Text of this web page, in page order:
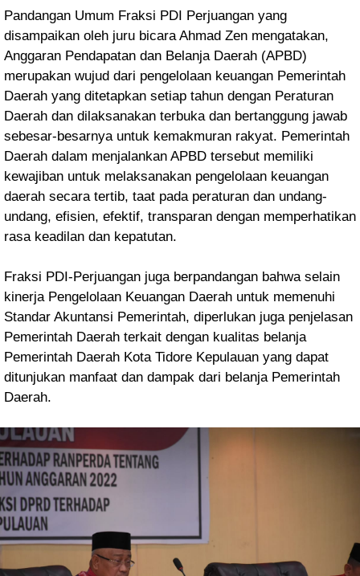
Pandangan Umum Fraksi PDI Perjuangan yang
disampaikan oleh juru bicara Ahmad Zen mengatakan,
Anggaran Pendapatan dan Belanja Daerah (APBD)
merupakan wujud dari pengelolaan keuangan Pemerintah
Daerah yang ditetapkan setiap tahun dengan Peraturan
Daerah dan dilaksanakan terbuka dan bertanggung jawab
sebesar-besarnya untuk kemakmuran rakyat. Pemerintah
Daerah dalam menjalankan APBD tersebut memiliki
kewajiban untuk melaksanakan pengelolaan keuangan
daerah secara tertib, taat pada peraturan dan undang-
undang, efisien, efektif, transparan dengan memperhatikan
rasa keadilan dan kepatutan.
Fraksi PDI-Perjuangan juga berpandangan bahwa selain
kinerja Pengelolaan Keuangan Daerah untuk memenuhi
Standar Akuntansi Pemerintah, diperlukan juga penjelasan
Pemerintah Daerah terkait dengan kualitas belanja
Pemerintah Daerah Kota Tidore Kepulauan yang dapat
ditunjukan manfaat dan dampak dari belanja Pemerintah
Daerah.